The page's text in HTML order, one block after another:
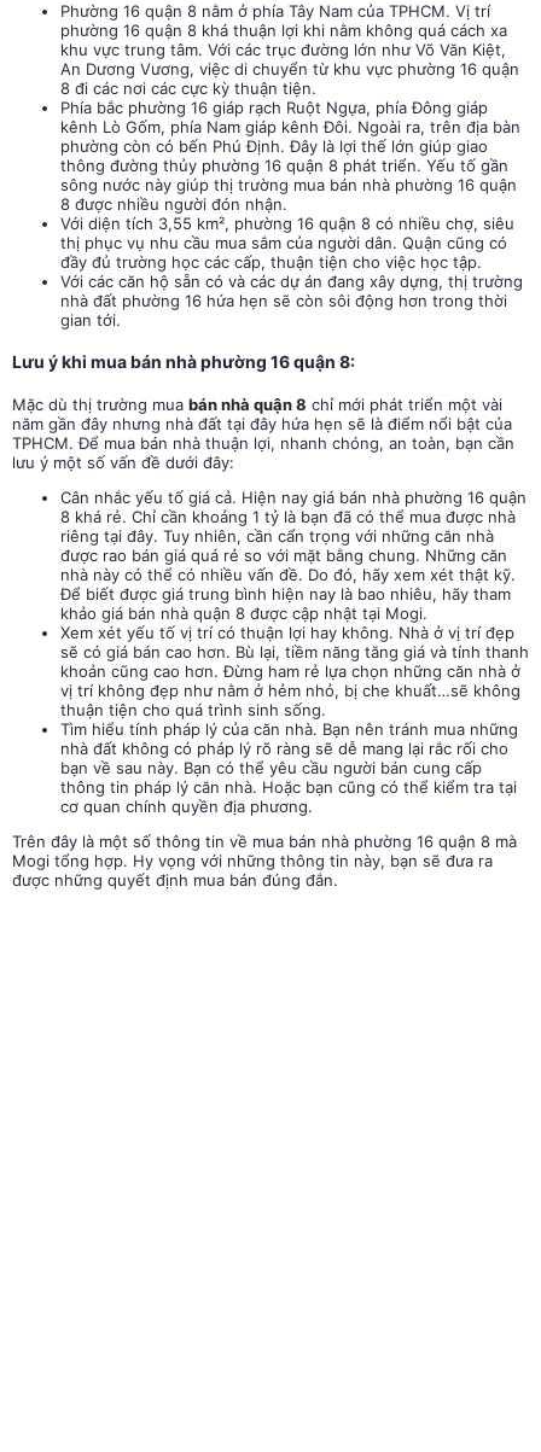
Phường 16 quận 8 nằm ở phía Tây Nam của TPHCM. Vị trí
phường 16 quận 8 khá thuận lợi khi nằm không quá cách xa
khu vực trung tâm. Với các trục đường lớn như Võ Văn Kiệt,
An Dương Vương, việc di chuyển từ khu vực phường 16 quận
8 đi các nơi các cực kỳ thuận tiện.
Phía bắc phường 16 giáp rạch Ruột Ngựa, phía Đông giáp
kênh Lò Gốm, phía Nam giáp kênh Đôi. Ngoài ra, trên địa bàn
phường còn có bến Phú Định. Đây là lợi thế lớn giúp giao
thông đường thủy phường 16 quận 8 phát triển. Yếu tố gần
sông nước này giúp thị trường mua bán nhà phường 16 quận
8 được nhiều người đón nhận.
Với diện tích 3,55 km², phường 16 quận 8 có nhiều chợ, siêu
thị phục vụ nhu cầu mua sắm của người dân. Quận cũng có
đầy đủ trường học các cấp, thuận tiện cho việc học tập.
Với các căn hộ sẵn có và các dự án đang xây dựng, thị trường
nhà đất phường 16 hứa hẹn sẽ còn sôi động hơn trong thời
gian tới.
Lưu ý khi mua bán nhà phường 16 quận 8:
Mặc dù thị trường mua bán nhà quận 8 chỉ mới phát triển một vài
năm gần đây nhưng nhà đất tại đây hứa hẹn sẽ là điểm nổi bật của
TPHCM. Để mua bán nhà thuận lợi, nhanh chóng, an toàn, bạn cần
lưu ý một số vấn đề dưới đây:
Cân nhắc yếu tố giá cả. Hiện nay giá bán nhà phường 16 quận
8 khá rẻ. Chỉ cần khoảng 1 tỷ là bạn đã có thể mua được nhà
riêng tại đây. Tuy nhiên, cần cẩn trọng với những căn nhà
được rao bán giá quá rẻ so với mặt bằng chung. Những căn
nhà này có thể có nhiều vấn đề. Do đó, hãy xem xét thật kỹ.
Để biết được giá trung bình hiện nay là bao nhiêu, hãy tham
khảo giá bán nhà quận 8 được cập nhật tại Mogi.
Xem xét yếu tố vị trí có thuận lợi hay không. Nhà ở vị trí đẹp
sẽ có giá bán cao hơn. Bù lại, tiềm năng tăng giá và tính thanh
khoản cũng cao hơn. Đừng ham rẻ lựa chọn những căn nhà ở
vị trí không đẹp như nằm ở hẻm nhỏ, bị che khuất…sẽ không
thuận tiện cho quá trình sinh sống.
Tìm hiểu tính pháp lý của căn nhà. Bạn nên tránh mua những
nhà đất không có pháp lý rõ ràng sẽ dễ mang lại rắc rối cho
bạn về sau này. Bạn có thể yêu cầu người bán cung cấp
thông tin pháp lý căn nhà. Hoặc bạn cũng có thể kiểm tra tại
cơ quan chính quyền địa phương.
Trên đây là một số thông tin về mua bán nhà phường 16 quận 8 mà
Mogi tổng hợp. Hy vọng với những thông tin này, bạn sẽ đưa ra
được những quyết định mua bán đúng đắn.